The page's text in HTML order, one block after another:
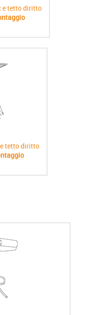
e tetto diritto
tetto diritto